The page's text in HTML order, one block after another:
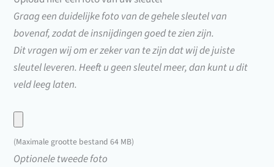
KT8000)
Graag een duidelijke foto van de gehele sleutel van
bovenaf, zodat de insnijdingen goed te zien zijn.
Dit vragen wij om er zeker van te zijn dat wij de juiste
sleutel leveren. Heeft u geen sleutel meer, dan kunt u dit
veld leeg laten.
hier
een
(Maximale grootte bestand 64 MB)
Upload
Optionele tweede foto